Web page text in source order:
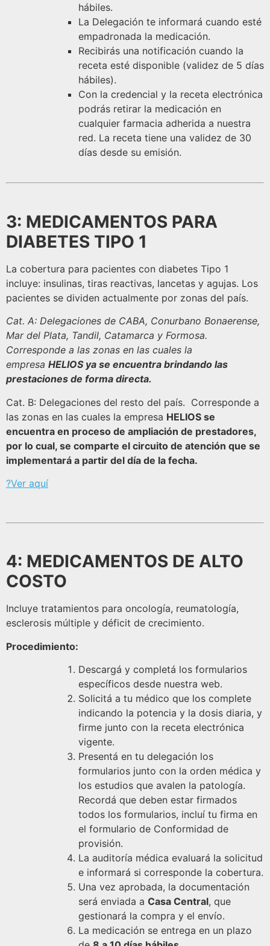
hábiles.
La Delegación te informará cuando esté
empadronada la medicación.
Recibirás una notificación cuando la
receta esté disponible (validez de 5 días
hábiles).
Con la credencial y la receta electrónica
podrás retirar la medicación en
cualquier farmacia adherida a nuestra
red. La receta tiene una validez de 30
días desde su emisión.
3: MEDICAMENTOS PARA
DIABETES TIPO 1
La cobertura para pacientes con diabetes Tipo 1
incluye: insulinas, tiras reactivas, lancetas y agujas. Los
pacientes se dividen actualmente por zonas del país.
Cat. A: Delegaciones de CABA, Conurbano Bonaerense,
Mar del Plata, Tandil, Catamarca y Formosa.
Corresponde a las zonas en las cuales la
empresa HELIOS ya se encuentra brindando las
prestaciones de forma directa.
Cat. B: Delegaciones del resto del país. Corresponde a
las zonas en las cuales la empresa HELIOS se
encuentra en proceso de ampliación de prestadores,
por lo cual, se comparte el circuito de atención que se
implementará a partir del día de la fecha.
?Ver aquí
4: MEDICAMENTOS DE ALTO
COSTO
Incluye tratamientos para oncología, reumatología,
esclerosis múltiple y déficit de crecimiento.
Procedimiento:
Descargá y completá los formularios
específicos desde nuestra web.
Solicitá a tu médico que los complete
indicando la potencia y la dosis diaria, y
firme junto con la receta electrónica
vigente.
Presentá en tu delegación los
formularios junto con la orden médica y
los estudios que avalen la patología.
Recordá que deben estar firmados
todos los formularios, incluí tu firma en
el formulario de Conformidad de
provisión.
La auditoría médica evaluará la solicitud
e informará si corresponde la cobertura.
Una vez aprobada, la documentación
será enviada a Casa Central, que
gestionará la compra y el envío.
La medicación se entrega en un plazo